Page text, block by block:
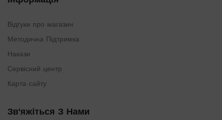
Відгуки про магазин
Методична Підтримка
Накази
Сервісний центр
Карта сайту
Зв'яжіться З Нами